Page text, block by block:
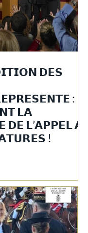
𝗗𝗘𝗦
:
𝗟𝗔
𝗟’𝗔𝗣𝗣𝗘𝗟 𝗔
!